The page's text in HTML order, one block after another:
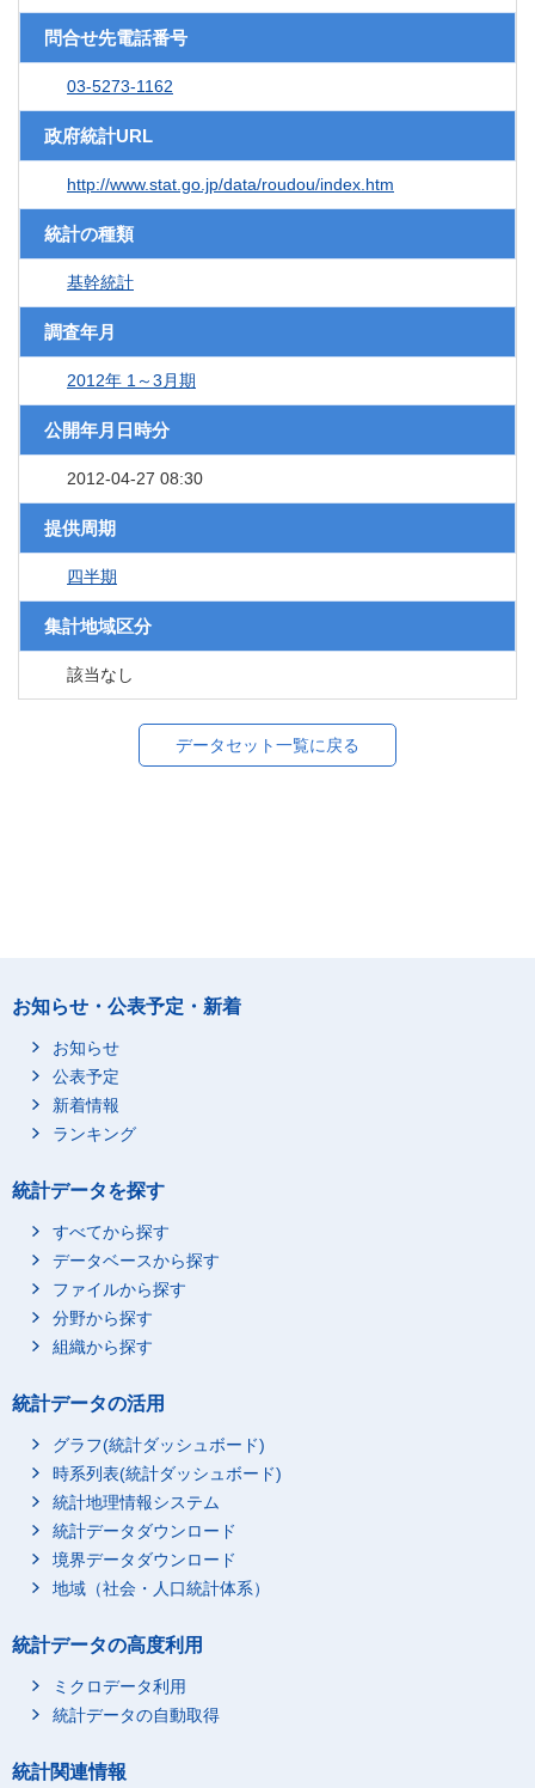
問合せ先電話番号
03-5273-1162
政府統計URL
http://www.stat.go.jp/data/roudou/index.htm
統計の種類
基幹統計
調査年月
2012年 1～3月期
公開年月日時分
2012-04-27 08:30
提供周期
四半期
集計地域区分
該当なし
データセット一覧に戻る
お知らせ・公表予定・新着
お知らせ
公表予定
新着情報
ランキング
統計データを探す
すべてから探す
データベースから探す
ファイルから探す
分野から探す
組織から探す
統計データの活用
グラフ(統計ダッシュボード)
時系列表(統計ダッシュボード)
統計地理情報システム
統計データダウンロード
境界データダウンロード
地域（社会・人口統計体系）
統計データの高度利用
ミクロデータ利用
統計データの自動取得
統計関連情報